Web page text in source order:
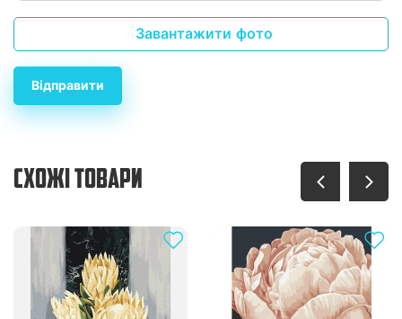
Завантажити фото
Відправити
СХОЖІ ТОВАРИ